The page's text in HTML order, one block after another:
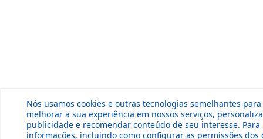
Nós usamos cookies e outras tecnologias semelhantes para
melhorar a sua experiência em nossos serviços,
publicidade e recomendar conteúdo de seu interesse. Para
informações, incluindo como configurar as permissões dos